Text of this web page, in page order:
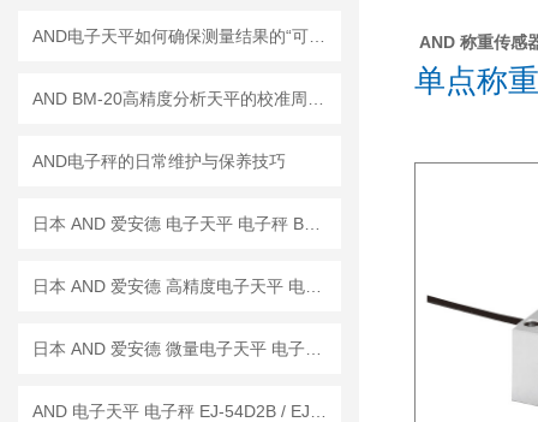
AND电子秤的日常维护与保养技巧
AND 称重传感
单点称